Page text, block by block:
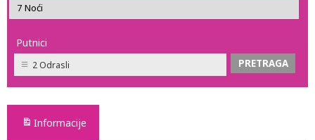
Putnici
2 Odrasli
Informacije